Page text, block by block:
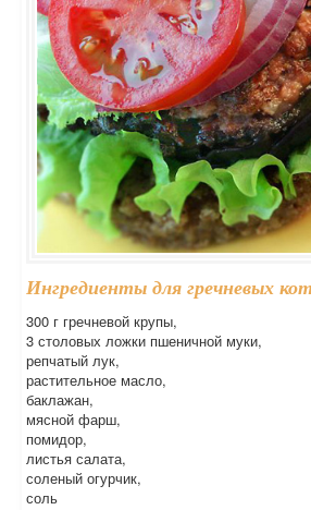
Ингредиенты для гречневых
300 г гречневой крупы,
3 столовых ложки пшеничной муки,
репчатый лук,
растительное масло,
баклажан,
мясной фарш,
помидор,
листья салата,
соленый огурчик,
соль